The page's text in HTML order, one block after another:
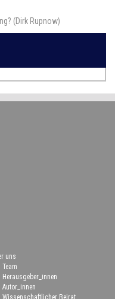
(Dirk Rupnow)
uns
Team
Herausgeber_innen
Autor_innen
Wissenschaftlicher Beirat